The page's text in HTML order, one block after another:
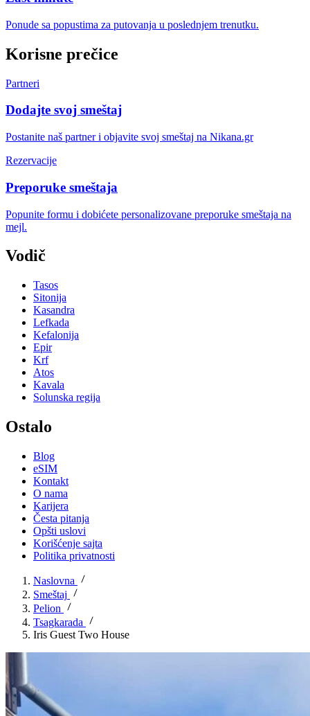
Ponude sa popustima za putovanja u poslednjem trenutku.
Korisne prečice
Partneri
Dodajte svoj smeštaj
Postanite naš partner i objavite svoj smeštaj na Nikana.gr
Rezervacije
Preporuke smeštaja
Popunite formu i dobićete personalizovane preporuke smeštaja na
mejl.
Vodič
Tasos
Sitonija
Kasandra
Lefkada
Kefalonija
Epir
Krf
Atos
Kavala
Solunska regija
Ostalo
Blog
eSIM
Kontakt
O nama
Karijera
Česta pitanja
Opšti uslovi
Korišćenje sajta
Politika privatnosti
Naslovna
Smeštaj
Pelion
Tsagkarada
Iris Guest Two House